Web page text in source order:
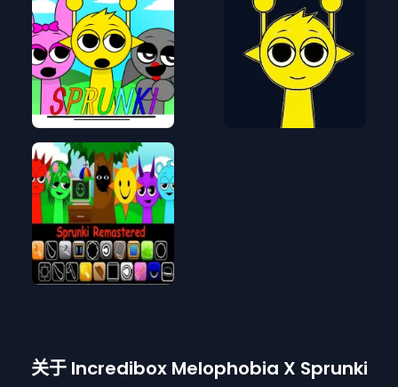
关于 Incredibox Melophobia X Sprunki